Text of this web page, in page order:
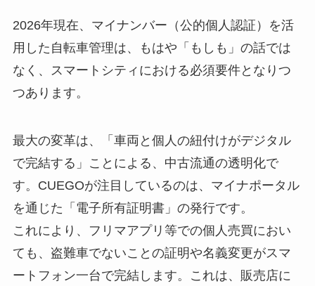
2026年現在、マイナンバー（公的個人認証）を活
用した自転車管理は、もはや「もしも」の話では
なく、スマートシティにおける必須要件となりつ
つあります。
最大の変革は、「車両と個人の紐付けがデジタル
で完結する」ことによる、中古流通の透明化で
す。CUEGOが注目しているのは、マイナポータル
を通じた「電子所有証明書」の発行です。
これにより、フリマアプリ等での個人売買におい
ても、盗難車でないことの証明や名義変更がスマ
ートフォン一台で完結します。これは、販売店に